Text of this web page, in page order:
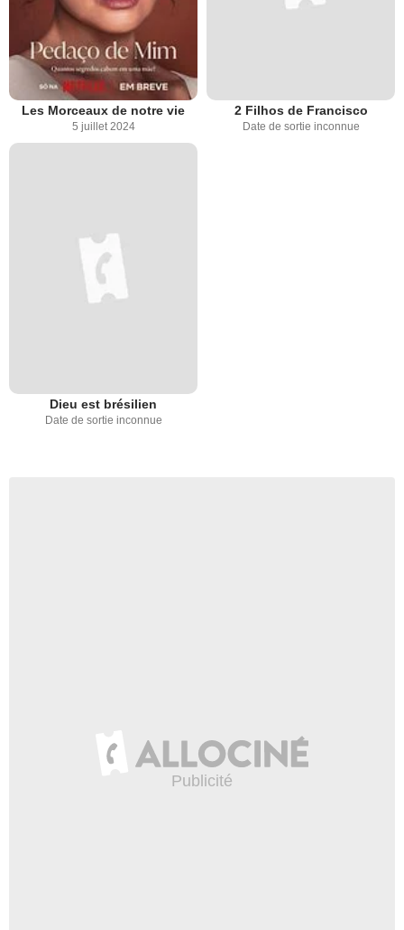
Les Morceaux de notre vie
5 juillet 2024
2 Filhos de Francisco
Date de sortie inconnue
Dieu est brésilien
Date de sortie inconnue